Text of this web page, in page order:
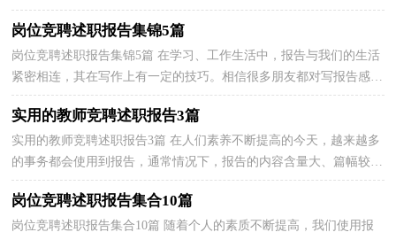
昏脑涨？下面是小编收集整理的护士长竞聘述职报告5...
岗位竞聘述职报告集锦5篇
岗位竞聘述职报告集锦5篇 在学习、工作生活中，报告与我们的生活
紧密相连，其在写作上有一定的技巧。相信很多朋友都对写报告感到
非常苦恼吧，下面是小编为大家整理的岗位竞聘述职...
实用的教师竞聘述职报告3篇
实用的教师竞聘述职报告3篇 在人们素养不断提高的今天，越来越多
的事务都会使用到报告，通常情况下，报告的内容含量大、篇幅较
长。那么你真正懂得怎么写好报告吗？以下是小编精心整...
岗位竞聘述职报告集合10篇
岗位竞聘述职报告集合10篇 随着个人的素质不断提高，我们使用报